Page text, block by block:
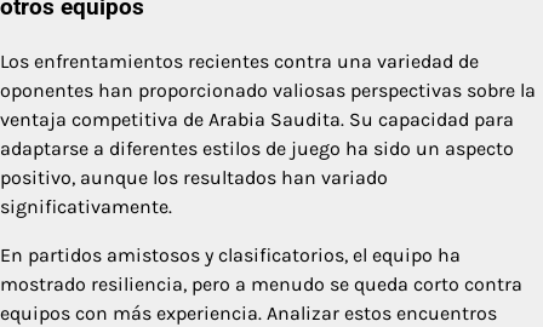
otros equipos
Los enfrentamientos recientes contra una variedad de
oponentes han proporcionado valiosas perspectivas sobre la
ventaja competitiva de Arabia Saudita. Su capacidad para
adaptarse a diferentes estilos de juego ha sido un aspecto
positivo, aunque los resultados han variado
significativamente.
En partidos amistosos y clasificatorios, el equipo ha
mostrado resiliencia, pero a menudo se queda corto contra
equipos con más experiencia. Analizar estos encuentros